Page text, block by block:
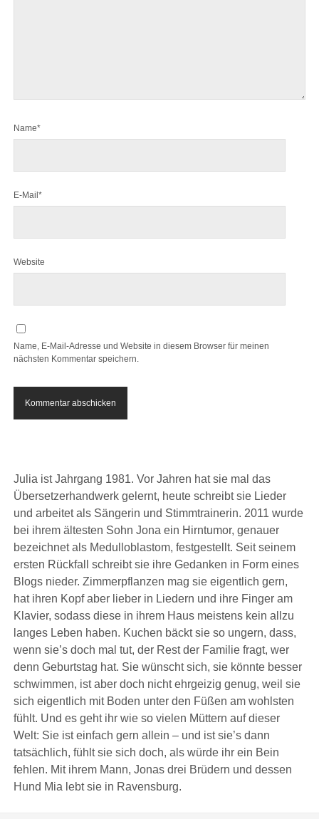
Name*
E-Mail*
Website
Name, E-Mail-Adresse und Website in diesem Browser für meinen
nächsten Kommentar speichern.
Julia ist Jahrgang 1981. Vor Jahren hat sie mal das
Übersetzerhandwerk gelernt, heute schreibt sie Lieder
und arbeitet als Sängerin und Stimmtrainerin. 2011 wurde
bei ihrem ältesten Sohn Jona ein Hirntumor, genauer
bezeichnet als Medulloblastom, festgestellt. Seit seinem
ersten Rückfall schreibt sie ihre Gedanken in Form eines
Blogs nieder. Zimmerpflanzen mag sie eigentlich gern,
hat ihren Kopf aber lieber in Liedern und ihre Finger am
Klavier, sodass diese in ihrem Haus meistens kein allzu
langes Leben haben. Kuchen bäckt sie so ungern, dass,
wenn sie’s doch mal tut, der Rest der Familie fragt, wer
denn Geburtstag hat. Sie wünscht sich, sie könnte besser
schwimmen, ist aber doch nicht ehrgeizig genug, weil sie
sich eigentlich mit Boden unter den Füßen am wohlsten
fühlt. Und es geht ihr wie so vielen Müttern auf dieser
Welt: Sie ist einfach gern allein – und ist sie’s dann
tatsächlich, fühlt sie sich doch, als würde ihr ein Bein
fehlen. Mit ihrem Mann, Jonas drei Brüdern und dessen
Hund Mia lebt sie in Ravensburg.